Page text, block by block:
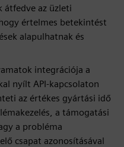
átfedve az üzleti
értelmes betekintést
alapulhatnak és
integrációja a
nyílt API-kapcsolaton
az értékes gyártási idő
a támogatási
a probléma
csapat azonosításával